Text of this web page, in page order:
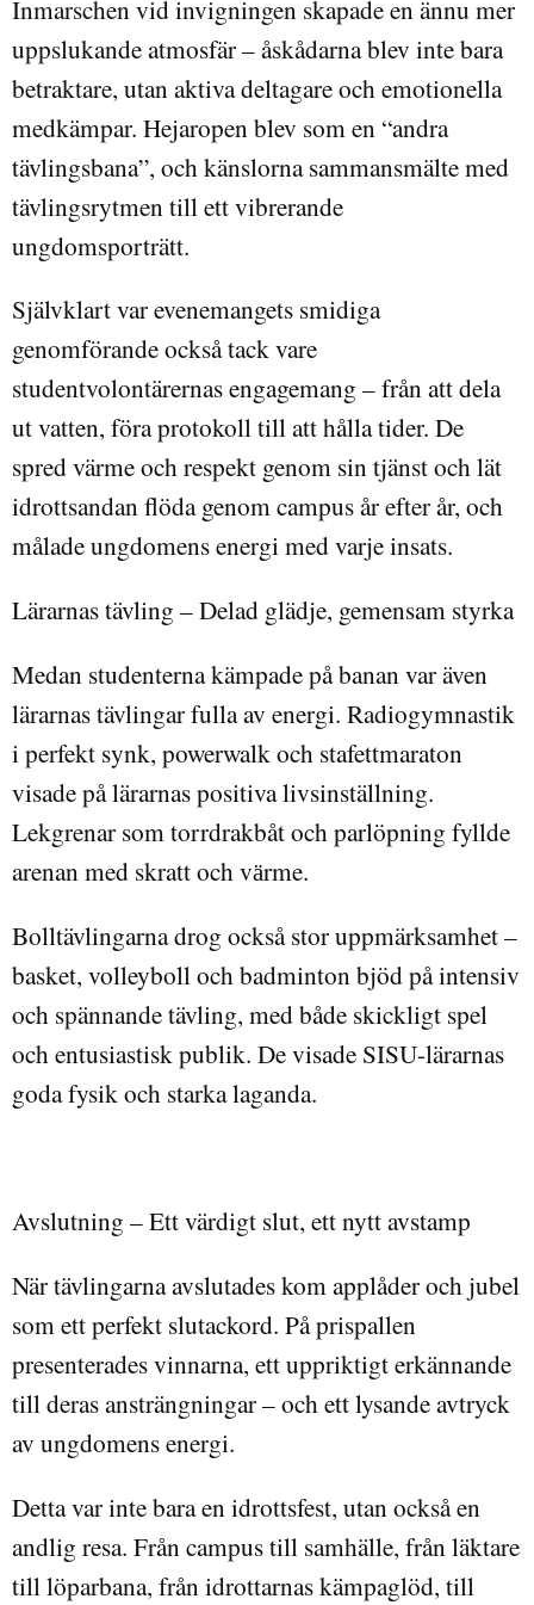
Inmarschen vid invigningen skapade en ännu mer
uppslukande atmosfär – åskådarna blev inte bara
betraktare, utan aktiva deltagare och emotionella
medkämpar. Hejaropen blev som en “andra
tävlingsbana”, och känslorna sammansmälte med
tävlingsrytmen till ett vibrerande
ungdomsporträtt.
Självklart var evenemangets smidiga
genomförande också tack vare
studentvolontärernas engagemang – från att dela
ut vatten, föra protokoll till att hålla tider. De
spred värme och respekt genom sin tjänst och lät
idrottsandan flöda genom campus år efter år, och
målade ungdomens energi med varje insats.
Lärarnas tävling – Delad glädje, gemensam styrka
Medan studenterna kämpade på banan var även
lärarnas tävlingar fulla av energi. Radiogymnastik
i perfekt synk, powerwalk och stafettmaraton
visade på lärarnas positiva livsinställning.
Lekgrenar som torrdrakbåt och parlöpning fyllde
arenan med skratt och värme.
Bolltävlingarna drog också stor uppmärksamhet –
basket, volleyboll och badminton bjöd på intensiv
och spännande tävling, med både skickligt spel
och entusiastisk publik. De visade SISU-lärarnas
goda fysik och starka laganda.
Avslutning – Ett värdigt slut, ett nytt avstamp
När tävlingarna avslutades kom applåder och jubel
som ett perfekt slutackord. På prispallen
presenterades vinnarna, ett uppriktigt erkännande
till deras ansträngningar – och ett lysande avtryck
av ungdomens energi.
Detta var inte bara en idrottsfest, utan också en
andlig resa. Från campus till samhälle, från läktare
till löparbana, från idrottarnas kämpaglöd, till